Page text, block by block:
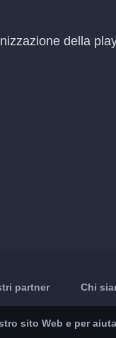
della
partner Chi
sito Web e per